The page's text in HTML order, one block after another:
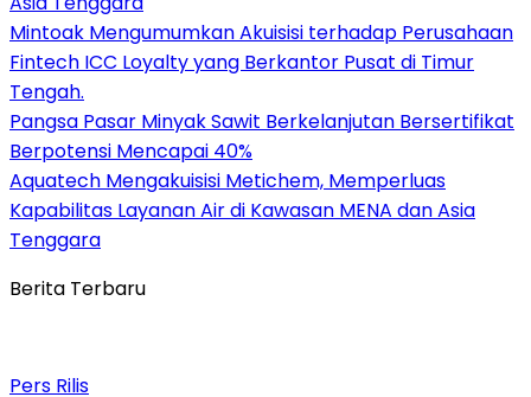
Mintoak Mengumumkan Akuisisi terhadap Perusahaan
Fintech ICC Loyalty yang Berkantor Pusat di Timur
Tengah.
Pangsa Pasar Minyak Sawit Berkelanjutan Bersertifikat
Berpotensi Mencapai 40%
Aquatech Mengakuisisi Metichem, Memperluas
Kapabilitas Layanan Air di Kawasan MENA dan Asia
Tenggara
Berita Terbaru
Pers Rilis